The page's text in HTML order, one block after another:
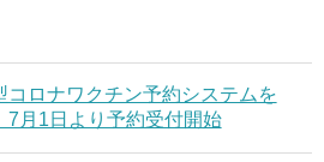
コロナワクチン予約システムを
7月1日より予約受付開始